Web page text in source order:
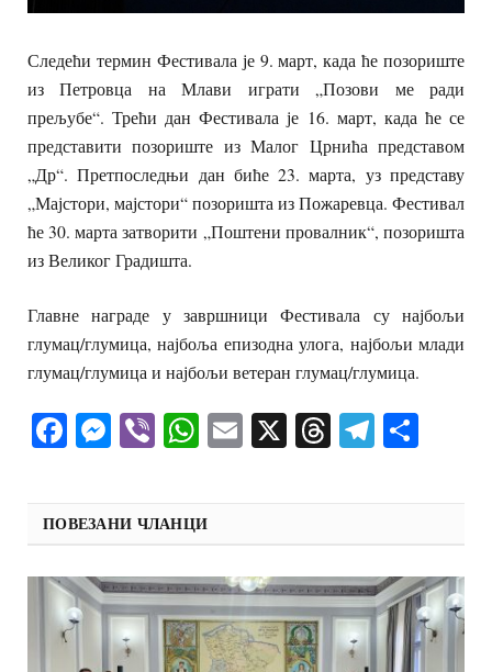
Следећи термин Фестивала је 9. март, када ће позориште
из Петровца на Млави играти „Позови ме ради
прељубе“. Трећи дан Фестивала је 16. март, када ће се
представити позориште из Малог Црнића представом
„Др“. Претпоследњи дан биће 23. марта, уз представу
„Мајстори, мајстори“ позоришта из Пожаревца. Фестивал
ће 30. марта затворити „Поштени провалник“, позоришта
из Великог Градишта.
Главне награде у завршници Фестивала су најбољи
глумац/глумица, најбоља епизодна улога, најбољи млади
глумац/глумица и најбољи ветеран глумац/глумица.
Facebook
Messenger
ViberWhatsApp
Email
X Threads
ПОВЕЗАНИ ЧЛАНЦИ